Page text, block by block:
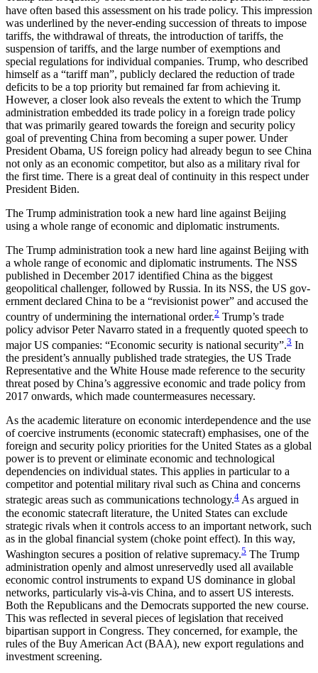
have often based this assessment on his trade policy. This impression
was underlined by the never-ending succession of threats to impose
tariffs, the withdrawal of threats, the introduction of tariffs, the
suspension of tariffs, and the large number of exemptions and
special regulations for individual companies. Trump, who described
himself as a “tariff man”, publicly declared the reduction of trade
deficits to be a top priority but remained far from achieving it.
However, a closer look also reveals the extent to which the Trump
administration embedded its trade policy in a foreign trade policy
that was primarily geared to­wards the foreign and security policy
goal of pre­vent­ing China from becoming a super power. Under
Presi­dent Obama, US foreign policy had already begun to see China
not only as an economic competitor, but also as a military rival for
the first time. There is a great deal of continuity in this respect under
President Biden.
The Trump administration took a new hard line against Beijing
using a whole range of economic and diplomatic instruments.
The Trump administration took a new hard line against Beijing with
a whole range of economic and diplomatic instruments. The NSS
published in Decem­ber 2017 identified China as the biggest
geopolitical challenger, followed by Russia. In its NSS, the US gov­
ernment declared China to be a “revisionist power” and accused the
country of undermining the inter­national order.2 Trump’s trade
policy advisor Peter Navarro stated in a frequently quoted speech to
major US companies: “Economic security is national secu­rity”.3 In
the president’s annually published trade strategies, the US Trade
Representative and the White House made reference to the security
threat posed by China’s aggressive economic and trade policy from
2017 onwards, which made countermeasures necessary.
As the academic literature on economic interdepend­ence and the use
of coercive instruments (economic statecraft) emphasises, one of the
foreign and security policy priorities for the United States as a global
power is to prevent or eliminate economic and technological
dependencies on individual states. This applies in par­ticular to a
competitor and potential military rival such as China and concerns
strategic areas such as com­munications technology.4 As argued in
the eco­nomic statecraft literature, the United States can ex­clude
strategic rivals when it controls access to an im­por­tant network, such
as in the global financial sys­tem (choke point effect). In this way,
Washington secures a position of relative supremacy.5 The Trump
administration openly and almost unreservedly used all available
economic control instruments to expand US dominance in global
networks, particularly vis-à-vis China, and to assert US interests.
Both the Repub­licans and the Democrats supported the new course.
This was reflected in several pieces of legislation that received
bipartisan support in Congress. They concerned, for example, the
rules of the Buy American Act (BAA), new export regulations and
investment screening.